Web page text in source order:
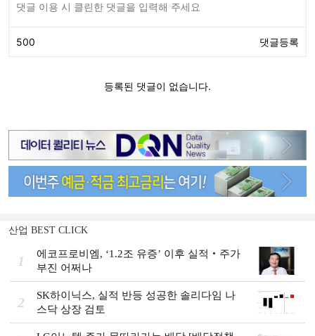
산업 BEST CLICK
1
에코프로비엠, ‘1.2조 유증’ 이후 실적‧주가
부진 어쩌나
2
SK하이닉스, 실적 반등 성공한 솔리다임 나
스닥 상장 검토